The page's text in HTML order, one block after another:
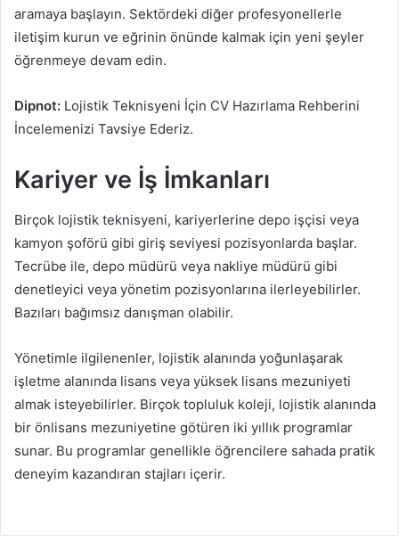
aramaya başlayın. Sektördeki diğer profesyonellerle
iletişim kurun ve eğrinin önünde kalmak için yeni şeyler
öğrenmeye devam edin.
Dipnot: Lojistik Teknisyeni İçin CV Hazırlama Rehberini
İncelemenizi Tavsiye Ederiz.
Kariyer ve İş İmkanları
Birçok lojistik teknisyeni, kariyerlerine depo işçisi veya
kamyon şoförü gibi giriş seviyesi pozisyonlarda başlar.
Tecrübe ile, depo müdürü veya nakliye müdürü gibi
denetleyici veya yönetim pozisyonlarına ilerleyebilirler.
Bazıları bağımsız danışman olabilir.
Yönetimle ilgilenenler, lojistik alanında yoğunlaşarak
işletme alanında lisans veya yüksek lisans mezuniyeti
almak isteyebilirler. Birçok topluluk koleji, lojistik alanında
bir önlisans mezuniyetine götüren iki yıllık programlar
sunar. Bu programlar genellikle öğrencilere sahada pratik
deneyim kazandıran stajları içerir.